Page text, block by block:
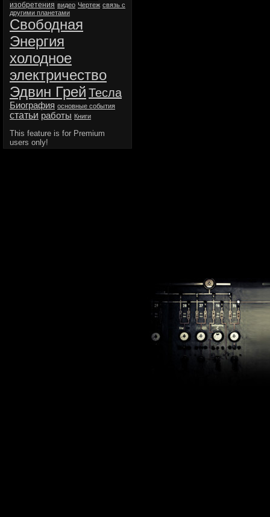
изобретения видео Чертеж связь с
другими планетами
Свободная
Энергия
холодное
электричество
Эдвин Грей Тесла
Биография основные события
статьи работы Книги
This feature is for Premium
users only!